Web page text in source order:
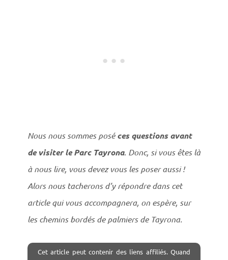
Nous nous sommes poséces questions avant
de visiter le Parc Tayrona. Donc, si vous êtes là
à nous lire, vous devez vous les poser aussi !
Alors nous tacherons d’y répondre dans cet
article qui vous accompagnera, on espère, sur
les chemins bordés de palmiers de Tayrona.
Cetarticle peut contenir des liens affiliés. Quand